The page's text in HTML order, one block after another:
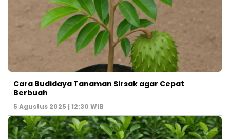
Cara Budidaya Tanaman Sirsak agar Cepat
Berbuah
5 Agustus 2025 | 12:30 WIB